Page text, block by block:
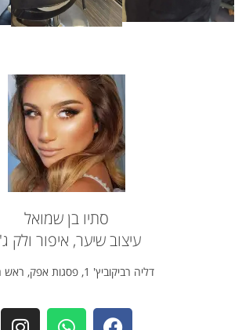
סתיו בן שמואל
עיצוב שיער, איפור ולק
דליה רביקוביץ' 1, פסגות אפק, ראש העין.